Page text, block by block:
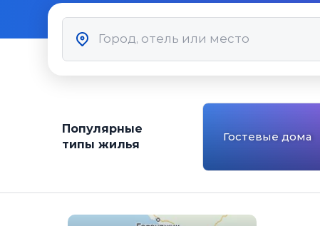
Популярные
типы жилья
Гостевые дома